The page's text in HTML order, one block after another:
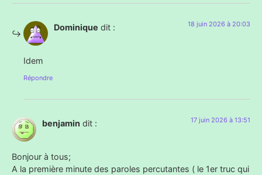
Dominique dit : 18 juin 2026 à 20:03
Idem
Répondre
benjamin dit : 17 juin 2026 à 13:51
Bonjour à tous;
A la première minute des paroles percutantes ( le 1er truc qui